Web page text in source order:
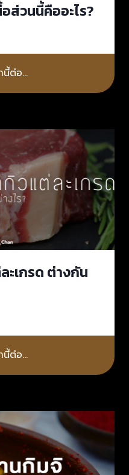
ส่วนนี้คืออะไร?
นี้ต่อ…
ะเกรด ต่างกัน
นี้ต่อ…